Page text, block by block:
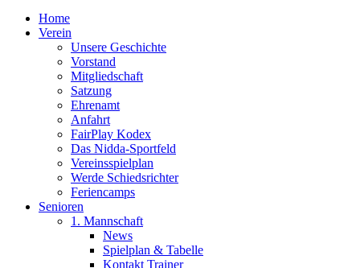
Home
Verein
Unsere Geschichte
Vorstand
Mitgliedschaft
Satzung
Ehrenamt
Anfahrt
FairPlay Kodex
Das Nidda-Sportfeld
Vereinsspielplan
Werde Schiedsrichter
Feriencamps
Senioren
1. Mannschaft
News
Spielplan & Tabelle
Kontakt Trainer